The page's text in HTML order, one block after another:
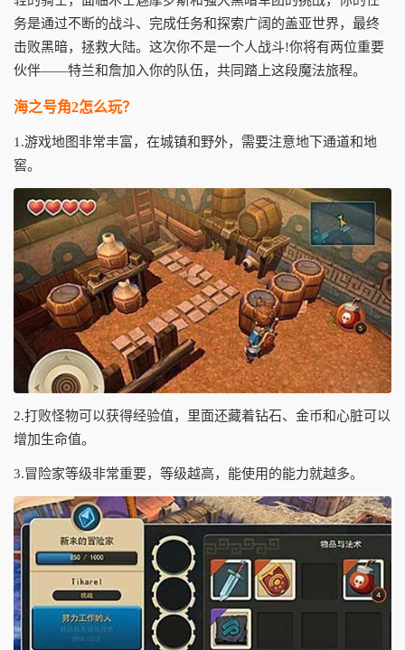
务是通过不断的战斗、完成任务和探索广阔的盖亚世界，最终
击败黑暗，拯救大陆。这次你不是一个人战斗!你将有两位重要
伙伴——特兰和詹加入你的队伍，共同踏上这段魔法旅程。
海之号角2怎么玩？
1.游戏地图非常丰富，在城镇和野外，需要注意地下通道和地
窖。
2.打败怪物可以获得经验值，里面还藏着钻石、金币和心脏可以
增加生命值。
3.冒险家等级非常重要，等级越高，能使用的能力就越多。